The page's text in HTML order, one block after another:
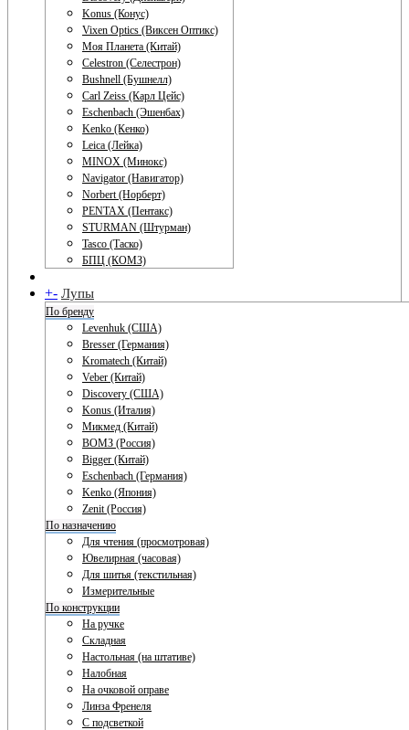
Konus (Конус)
Vixen Optics (Виксен Оптикс)
Моя Планета (Китай)
Celestron (Селестрон)
Bushnell (Бушнелл)
Carl Zeiss (Карл Цейс)
Eschenbach (Эшенбах)
Kenko (Кенко)
Leica (Лейка)
MINOX (Минокс)
Navigator (Навигатор)
Norbert (Норберт)
PENTAX (Пентакс)
STURMAN (Штурман)
Tasco (Таско)
БПЦ (КОМЗ)
+- Лупы
По бренду
Levenhuk (США)
Bresser (Германия)
Kromatech (Китай)
Veber (Китай)
Discovery (США)
Konus (Италия)
Микмед (Китай)
ВОМЗ (Россия)
Bigger (Китай)
Eschenbach (Германия)
Kenko (Япония)
Zenit (Россия)
По назначению
Для чтения (просмотровая)
Ювелирная (часовая)
Для шитья (текстильная)
Измерительные
По конструкции
На ручке
Складная
Настольная (на штативе)
Налобная
На очковой оправе
Линза Френеля
С подсветкой